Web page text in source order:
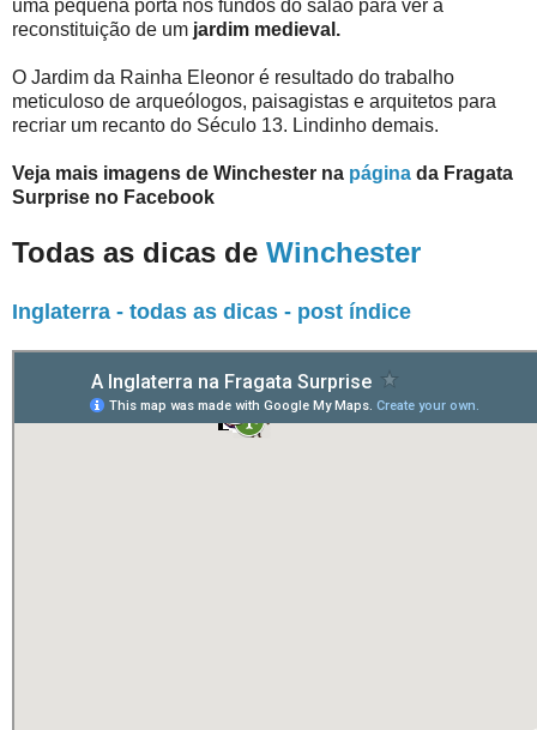
uma pequena porta nos fundos do salão para ver a
reconstituição de um jardim medieval.
O Jardim da Rainha Eleonor é resultado do trabalho
meticuloso de arqueólogos, paisagistas e arquitetos para
recriar um recanto do Século 13. Lindinho demais.
Veja mais imagens de Winchester na página da Fragata
Surprise no Facebook
Todas as dicas de Winchester
Inglaterra - todas as dicas - post índice